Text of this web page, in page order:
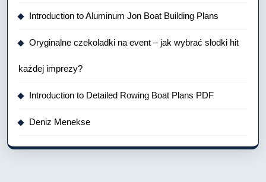
Introduction to Aluminum Jon Boat Building Plans
Oryginalne czekoladki na event – jak wybrać słodki hit
każdej imprezy?
Introduction to Detailed Rowing Boat Plans PDF
Deniz Menekse